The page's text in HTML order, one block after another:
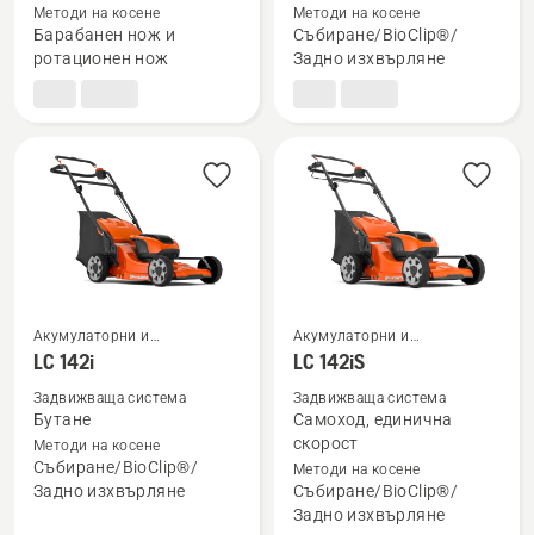
за
NovoLette
Silent
Методи на косене
Барабанен нож и
ротационен нож
за
LC 141C
Методи на косене
Събиране/BioClip®/
Задно изхвърляне
Вижте
повече
подробности
за
LC 142i
Акумулаторни и
електрически косачки за
трева
LC 142i
Задвижваща система
Бутане
Методи на косене
Събиране/BioClip®/
Задно изхвърляне
Вижте
повече
подробности
LC 142iS
Акумулаторни и
електрически косачки за
трева
LC 142iS
Задвижваща система
Самоход, единична
скорост
Методи на косене
Събиране/BioClip®/
Задно изхвърляне